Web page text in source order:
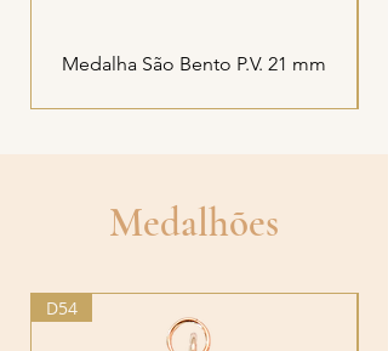
Medalha São Bento P.V. 21 mm
Medalhões
D54